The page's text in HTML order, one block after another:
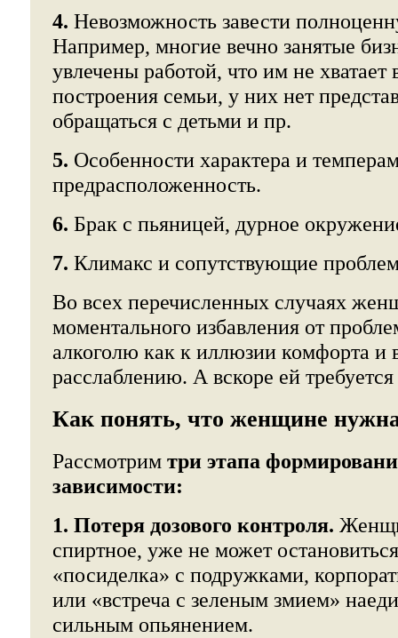
4. Невозможность завести
Например, многие вечно занятые
увлечены работой, что им не
построения семьи, у них нет
обращаться с детьми и пр.
5. Особенности характера и
предрасположенность.
6. Брак с пьяницей, дурное
7. Климакс и сопутствующие
Во всех перечисленных случаях
моментального избавления от
алкоголю как к иллюзии комфорта и
расслаблению. А вскоре ей
Как понять, что женщине
Рассмотрим три этапа
зависимости:
1. Потеря дозового контроля.
спиртное, уже не может
«посиделка» с подружками,
или «встреча с зеленым змием»
сильным опьянением.